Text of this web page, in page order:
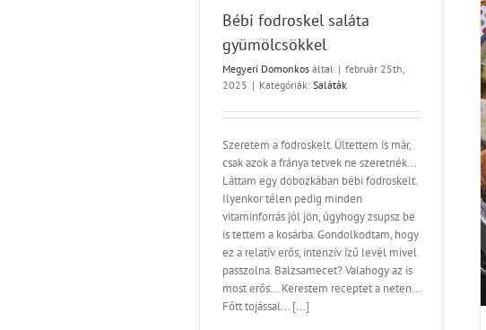
Bébi fodroskel saláta
gyümölcsökkel
Megyeri Domonkos által | február 25th,
2025 | Kategóriák: Saláták
Szeretem a fodroskelt. Ültettem is már,
csak azok a fránya tetvek ne szeretnék...
Láttam egy dobozkában bébi fodroskelt.
Ilyenkor télen pedig minden
vitaminforrás jól jön, úgyhogy zsupsz be
is tettem a kosárba. Gondolkodtam, hogy
ez a relatív erős, intenzív ízű levél mivel
passzolna. Balzsamecet? Valahogy az is
most erős... Kerestem receptet a neten...
Főtt tojással... [...]
A nagybetűs Húsleves
Levesek